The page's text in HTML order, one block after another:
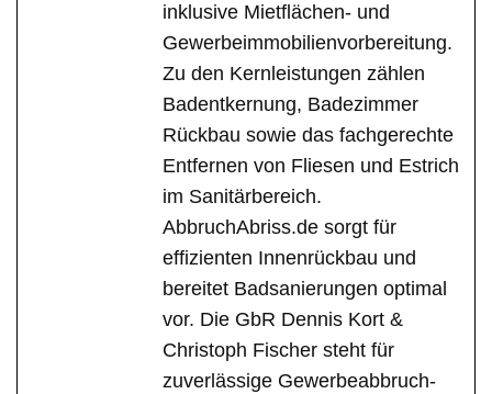
inklusive Mietflächen- und
Gewerbeimmobilienvorbereitung.
Zu den Kernleistungen zählen
Badentkernung, Badezimmer
Rückbau sowie das fachgerechte
Entfernen von Fliesen und Estrich
im Sanitärbereich.
AbbruchAbriss.de sorgt für
effizienten Innenrückbau und
bereitet Badsanierungen optimal
vor. Die GbR Dennis Kort &
Christoph Fischer steht für
zuverlässige Gewerbeabbruch-